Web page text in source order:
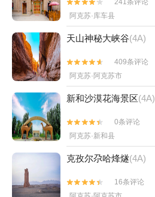


阿克苏·库车县
天山神秘大峡谷(4A)


409条评论
阿克苏·阿克苏市
新和沙漠花海景区(4A)


0条评论
阿克苏·新和县
克孜尔尕哈烽燧(4A)


16条评论